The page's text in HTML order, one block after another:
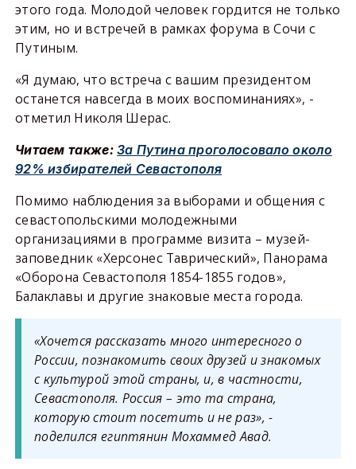
этого года. Молодой человек гордится не только
этим, но и встречей в рамках форума в Сочи с
Путиным.
«Я думаю, что встреча с вашим президентом
останется навсегда в моих воспоминаниях», -
отметил Николя Шерас.
Читаем также:За Путина проголосовало около
92% избирателей Севастополя
Помимо наблюдения за выборами и общения с
севастопольскими молодежными
организациями в программе визита – музей-
заповедник «Херсонес Таврический», Панорама
«Оборона Севастополя 1854-1855 годов»,
Балаклавы и другие знаковые места города.
«Хочется рассказать много интересного о
России, познакомить своих друзей и знакомых
с культурой этой страны, и, в частности,
Севастополя. Россия – это та страна,
которую стоит посетить и не раз», -
поделился египтянин Мохаммед Авад.